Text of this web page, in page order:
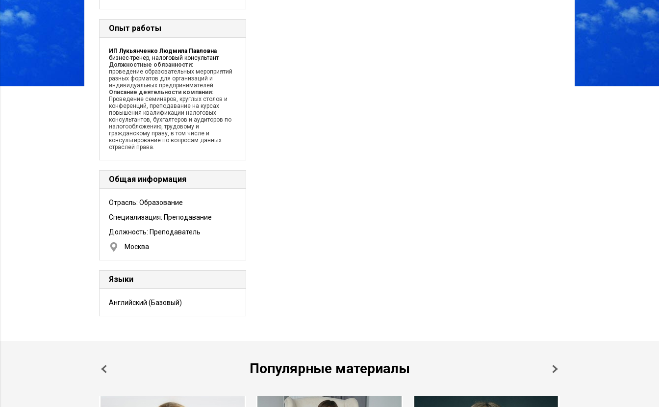
Опыт работы
ИП Лукьянченко Людмила Павловна
бизнес-тренер, налоговый консультант
Должностные обязанности:
проведение образовательных мероприятий
разных форматов для организаций и
индивидуальных предпринимателей
Описание деятельности компании:
Проведение семинаров, круглых столов и
конференций, преподавание на курсах
повышения квалификации налоговых
консультантов, бухгалтеров и аудиторов по
налогообложению, трудовому и
гражданскому праву, в том числе и
консультирование по вопросам данных
отраслей права.
Общая информация
Отрасль: Образование
Специализация: Преподавание
Должность: Преподаватель
Москва
Языки
Английский (Базовый)
Популярные материалы